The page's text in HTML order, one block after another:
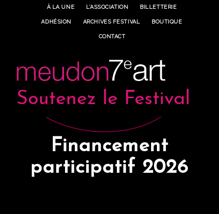
À LA UNE L’ASSOCIATION BILLETTERIE
ADHÉSION ARCHIVES FESTIVAL BOUTIQUE
CONTACT
Soutenez le Festival
Financement
participatif 2026